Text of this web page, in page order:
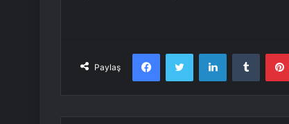
Paylaş
FacebookTwitter LinkedInTumblr